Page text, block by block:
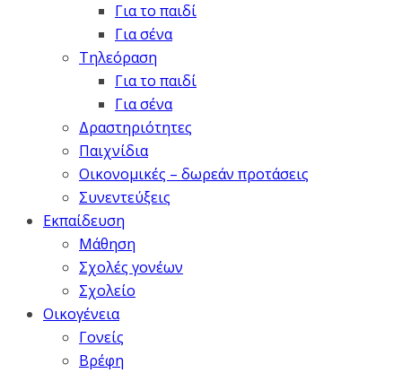
Για το παιδί
Για σένα
Τηλεόραση
Για το παιδί
Για σένα
Δραστηριότητες
Παιχνίδια
Οικονομικές – δωρεάν προτάσεις
Συνεντεύξεις
Εκπαίδευση
Μάθηση
Σχολές γονέων
Σχολείο
Οικογένεια
Γονείς
Βρέφη